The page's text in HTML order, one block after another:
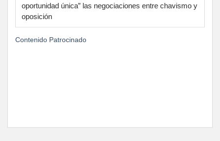
oportunidad única” las negociaciones entre chavismo y
oposición
Contenido Patrocinado